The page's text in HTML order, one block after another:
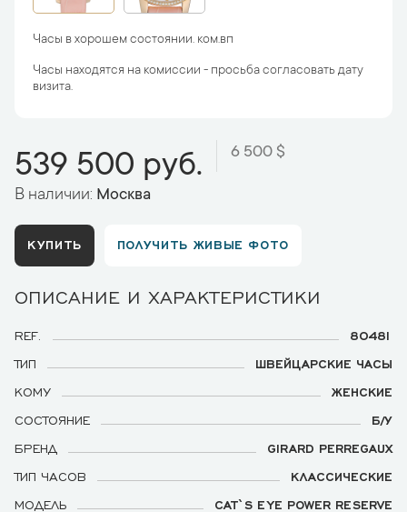
Часы в хорошем состоянии. ком.вп
Часы находятся на комиссии - просьба согласовать дату
визита.
539 500 руб. 6 500 $
В наличии: Москва
КУПИТЬ ПОЛУЧИТЬ ЖИВЫЕ ФОТО
ОПИСАНИЕ И ХАРАКТЕРИСТИКИ
REF.
80481
ТИП
ШВЕЙЦАРСКИЕ ЧАСЫ
КОМУ
ЖЕНСКИЕ
СОСТОЯНИЕ
Б/У
БРЕНД
GIRARD PERREGAUX
ТИП ЧАСОВ
КЛАССИЧЕСКИЕ
МОДЕЛЬ
CAT`S EYE POWER RESERVE